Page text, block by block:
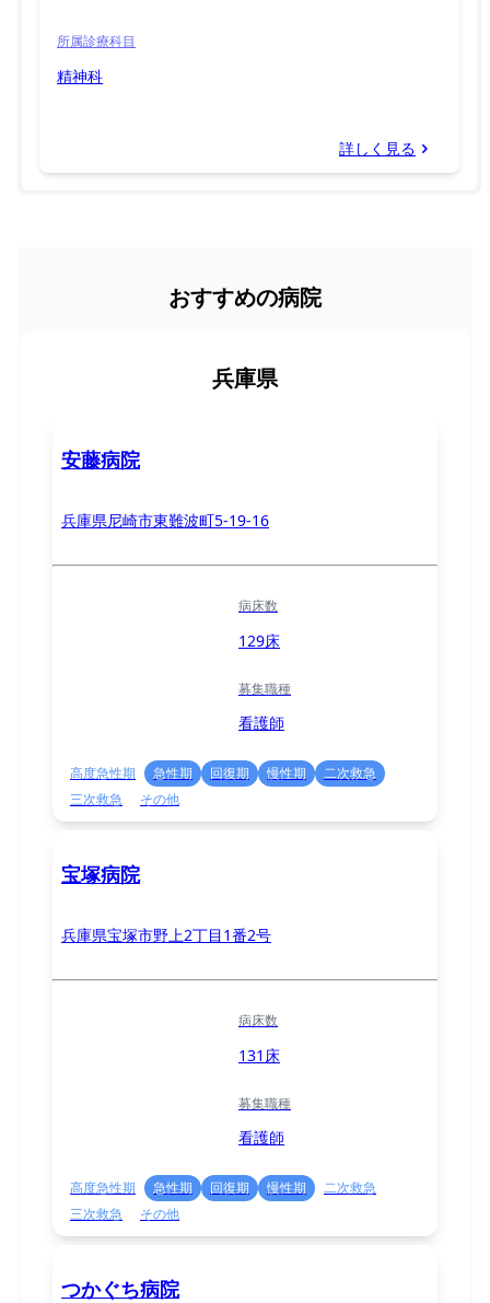
所属診療科目
精神科
詳しく見る
おすすめの病院
兵庫県
安藤病院
兵庫県尼崎市東難波町5-19-16
病床数
129床
募集職種
看護師
高度急性期 急性期 回復期 慢性期
二次救急
三次救急
その他
宝塚病院
兵庫県宝塚市野上2丁目1番2号
病床数
131床
募集職種
看護師
高度急性期 急性期 回復期 慢性期
二次救急
三次救急
その他
つかぐち病院